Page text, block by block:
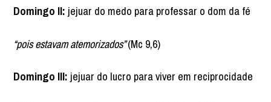
Domingo II: jejuar do medo para professar o dom da fé
“pois estavam atemorizados”(Mc 9,6)
Domingo III: jejuar do lucro para viver em reciprocidade